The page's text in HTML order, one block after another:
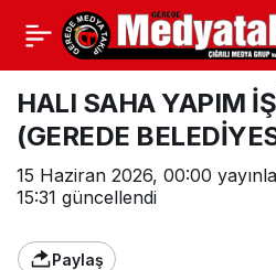
HALI SAHA YAPIM
(GEREDE
15 Haziran 2026, 00:00
15:31 güncellendi
Paylaş